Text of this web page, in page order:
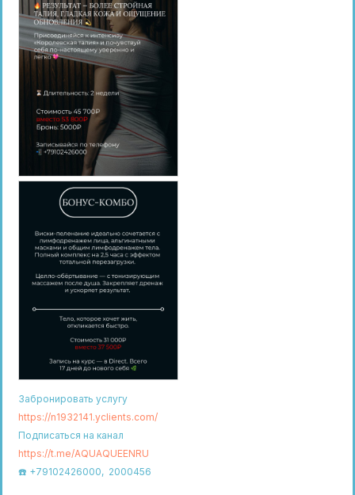
Забронировать услугу
https://n1932141.yclients.com/
Подписаться на канал
https://t.me/AQUAQUEENRU
☎️ +79102426000, 2000456